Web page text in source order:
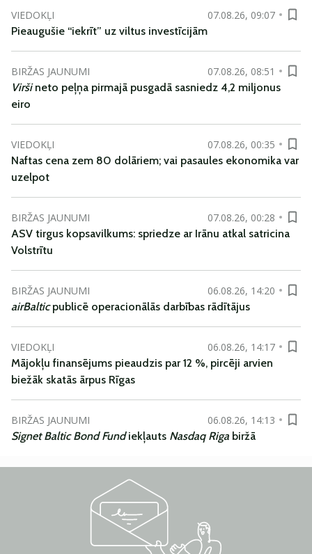
VIEDOKĻI
07.08.26, 09:07
Pieaugušie “iekrīt” uz viltus investīcijām
BIRŽAS JAUNUMI
07.08.26, 08:51
Viršineto peļņa pirmajā pusgadā sasniedz 4,2 miljonus
eiro
VIEDOKĻI
07.08.26, 00:35
Naftas cena zem 80 dolāriem; vai pasaules ekonomika var
uzelpot
BIRŽAS JAUNUMI
07.08.26, 00:28
ASV tirgus kopsavilkums: spriedze ar Irānu atkal satricina
Volstrītu
BIRŽAS JAUNUMI
06.08.26, 14:20
airBalticpublicē operacionālās darbības rādītājus
VIEDOKĻI
06.08.26, 14:17
Mājokļu finansējums pieaudzis par 12 %, pircēji arvien
biežāk skatās ārpus Rīgas
BIRŽAS JAUNUMI
06.08.26, 14:13
Signet Baltic Bond Fundiekļauts Nasdaq Riga biržā